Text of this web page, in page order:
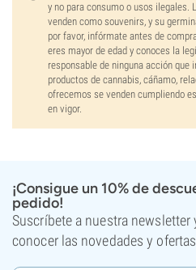
y no para consumo o usos ilegales.
venden como souvenirs, y su
por favor, infórmate antes de
eres mayor de edad y conoces la
responsable de ninguna acción que
productos de cannabis, cáñamo,
ofrecemos se venden cumpliendo
en vigor.
¡Consigue un 10% de
pedido!
Suscríbete a nuestra newsletter
conocer las novedades y